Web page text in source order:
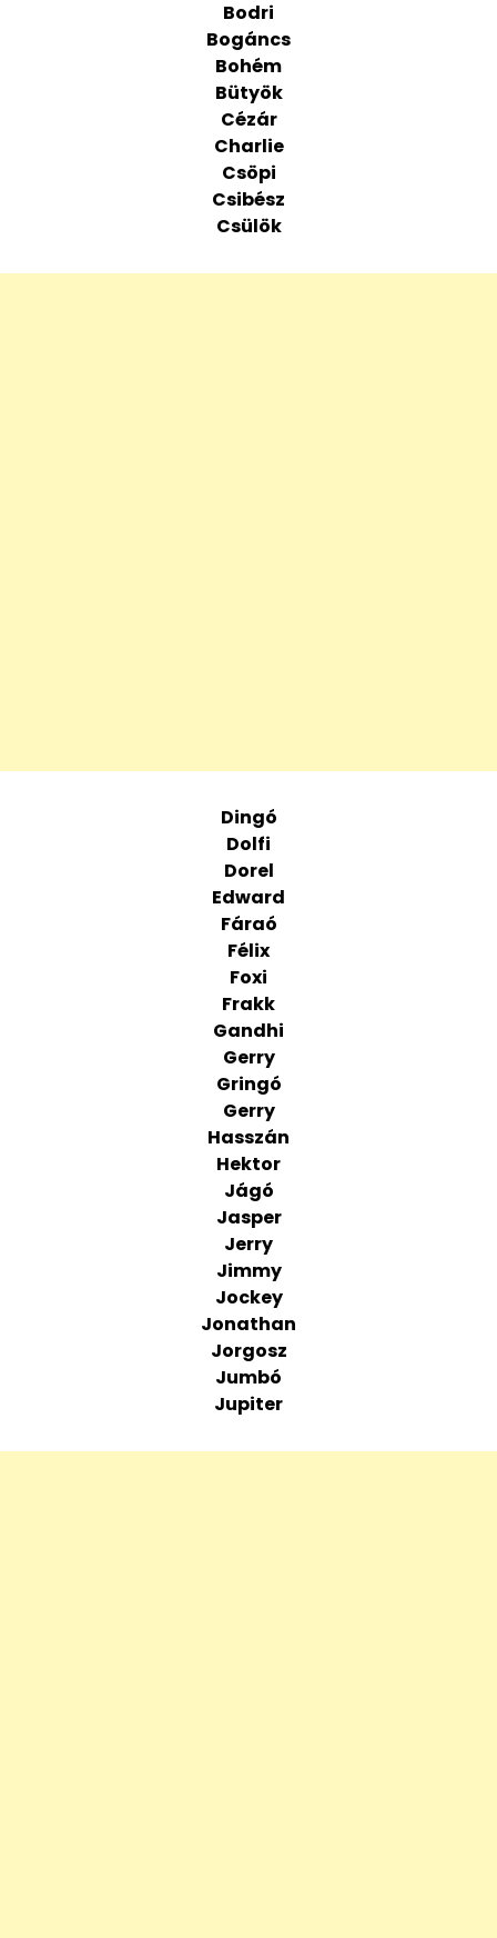
Bodri
Bogáncs
Bohém
Bütyök
Cézár
Charlie
Csöpi
Csibész
Csülök
Dingó
Dolfi
Dorel
Edward
Fáraó
Félix
Foxi
Frakk
Gandhi
Gerry
Gringó
Gerry
Hasszán
Hektor
Jágó
Jasper
Jerry
Jimmy
Jockey
Jonathan
Jorgosz
Jumbó
Jupiter